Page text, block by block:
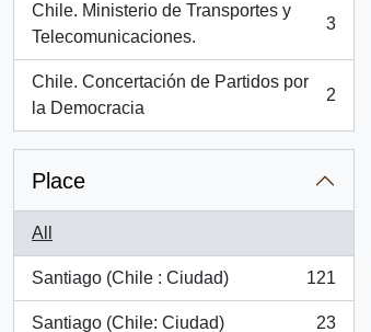
Chile. Ministerio de Transportes y
Telecomunicaciones.
, 3 results
3
Chile. Concertación de Partidos por
la Democracia
, 2 results
2
Place
All
Santiago (Chile : Ciudad)
, 121 results
121
Santiago (Chile: Ciudad) 23